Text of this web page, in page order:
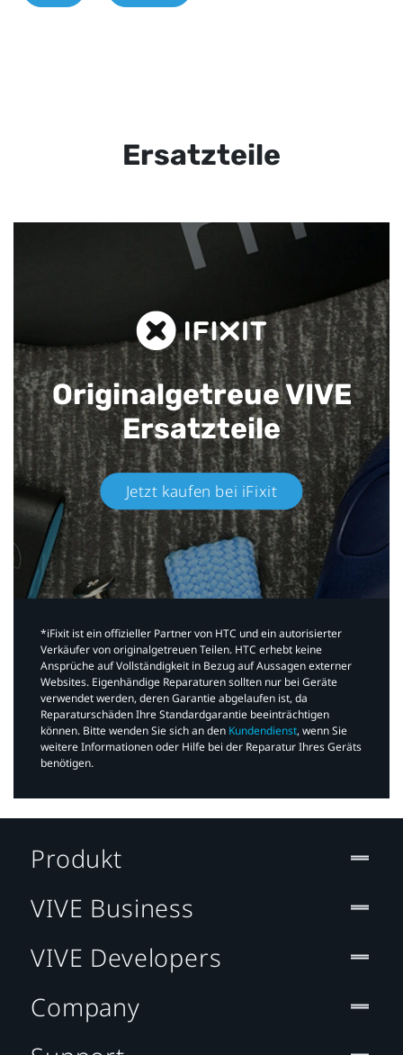
Ersatzteile
Originalgetreue VIVE
Ersatzteile
Jetzt kaufen bei iFixit​
*iFixit ist ein offizieller Partner von HTC und ein autorisierter
Verkäufer von originalgetreuen Teilen. HTC erhebt keine
Ansprüche auf Vollständigkeit in Bezug auf Aussagen externer
Websites. Eigenhändige Reparaturen sollten nur bei Geräte
verwendet werden, deren Garantie abgelaufen ist, da
Reparaturschäden Ihre Standardgarantie beeinträchtigen
können. Bitte wenden Sie sich an den Kundendienst, wenn Sie
weitere Informationen oder Hilfe bei der Reparatur Ihres Geräts
benötigen.​
Produkt
VIVE Business
VIVE Developers
Company